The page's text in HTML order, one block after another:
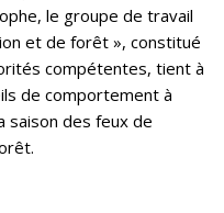
le groupe de travail
et de forêt », constitué
compétentes, tient à
de comportement à
saison des feux de